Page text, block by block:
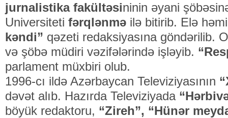
jurnalistika fakültəsininin əyani
Universiteti fərqlənmə ilə bitirib. Elə
kəndi” qəzeti redaksiyasına göndərilib.
və şöbə müdiri vəzifələrində işləyib.
parlament müxbiri olub.
1996-cı ildə Azərbaycan Televiziyasının
dəvət alıb. Hazırda Televiziyada
böyük redaktoru, “Zireh”, “Hünər